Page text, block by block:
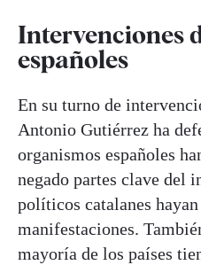
Intervenciones
españoles
En su turno de
Antonio Gutiérrez ha
organismos españoles
negado partes clave del
políticos catalanes
manifestaciones.
mayoría de los países